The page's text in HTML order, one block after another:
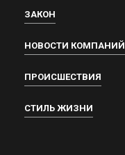
ЗАКОН
НОВОСТИ КОМПАНИЙ
ПРОИСШЕСТВИЯ
СТИЛЬ ЖИЗНИ